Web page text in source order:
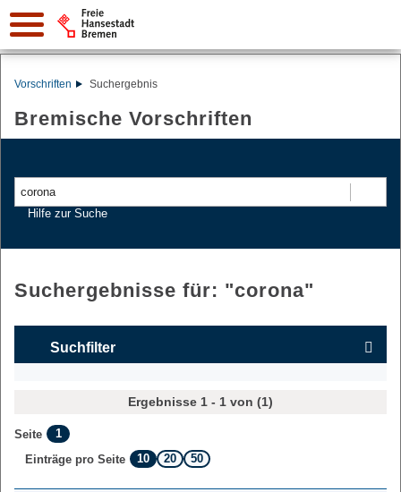
Vorschriften Suchergebnis
Bremische Vorschriften
Hilfe zur Suche
Suchergebnisse für: "corona"
Suchfilter
Ergebnisse 1 - 1 von (1)
Seite
1
Einträge pro Seite
10 20 50